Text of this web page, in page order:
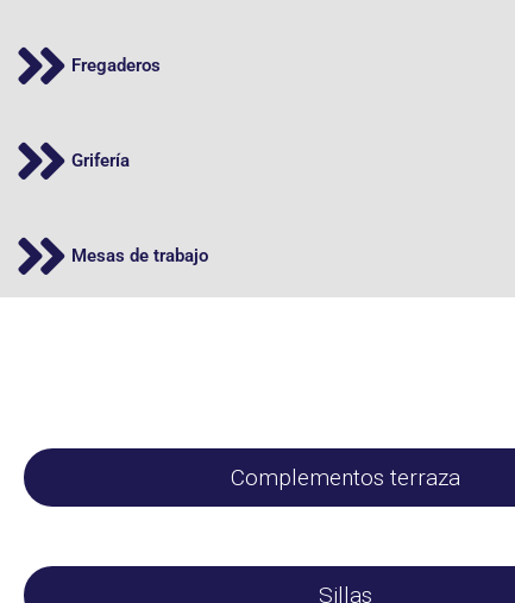
Fregaderos
Grifería
Mesas de trabajo
Complementos terraza
Sillas